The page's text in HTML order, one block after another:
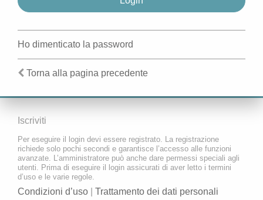
Ho dimenticato la password
Torna alla pagina precedente
Iscriviti
Per eseguire il login devi essere registrato. La registrazione
richiede solo pochi secondi e garantisce l’accesso alle funzioni
avanzate. L’amministratore può anche dare permessi speciali agli
utenti. Prima di eseguire il login assicurati di aver letto i termini
d’uso e le varie regole.
Condizioni d’uso Trattamento dei dati personali